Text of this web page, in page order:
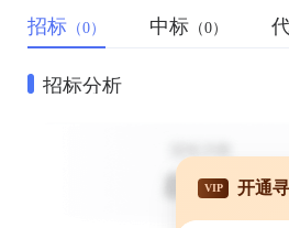
招标 （0） 中标 （0）
招标分析
VIP 开通